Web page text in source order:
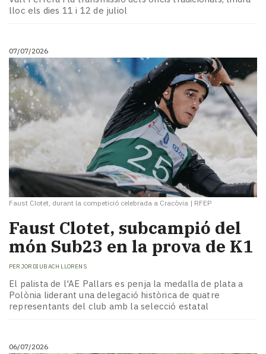
lloc els dies 11 i 12 de juliol
07/07/2026
Faust Clotet, durant la competició celebrada a Cracòvia | RFEP
Faust Clotet, subcampió del
món Sub23 en la prova de K1
PER JORDI UBACH LLORENS
El palista de l'AE Pallars es penja la medalla de plata a
Polònia liderant una delegació històrica de quatre
representants del club amb la selecció estatal
06/07/2026